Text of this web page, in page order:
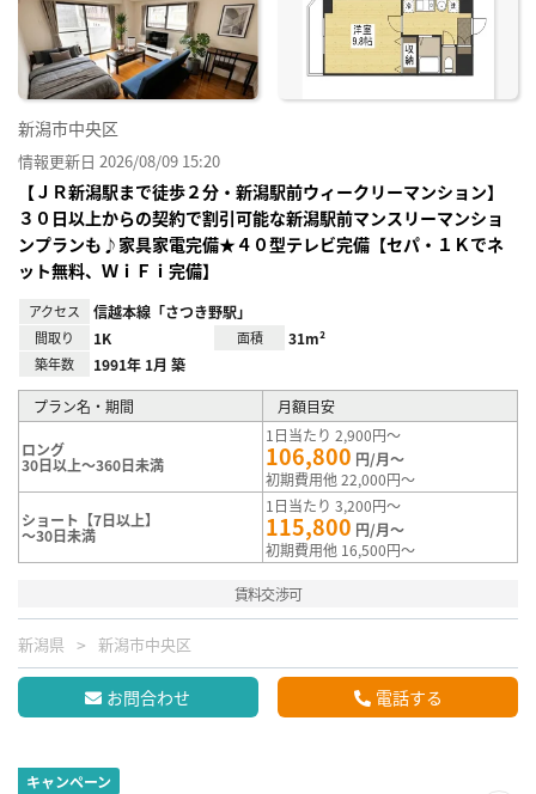
録
新潟市中央区
情報更新日 2026/08/09 15:20
【ＪＲ新潟駅まで徒歩２分・新潟駅前ウィークリーマンション】
３０日以上からの契約で割引可能な新潟駅前マンスリーマンショ
ンプランも♪家具家電完備★４０型テレビ完備【セパ・１Ｋでネ
ット無料、ＷｉＦｉ完備】
アクセス 信越本線「さつき野駅」
間取り 1K 面積 31m²
築年数 1991年 1月 築
プラン名・期間 月額目安
ロング
30日以上～360日未満
1日当たり 2,900円～
106,800 円/月～
初期費用他 22,000円～
ショート【7日以上】
～30日未満
1日当たり 3,200円～
115,800 円/月～
初期費用他 16,500円～
賃料交渉可
新潟県 新潟市中央区
お問合わせ 電話する
キャンペーン